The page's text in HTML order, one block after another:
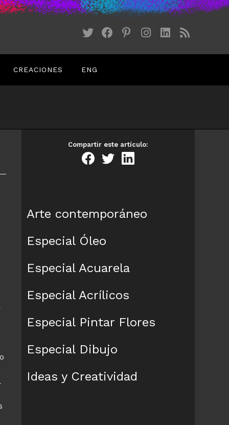
CREACIONES ENG
Compartir este artículo:
Arte contemporáneo
Especial Óleo
Especial Acuarela
Especial Acrílicos
Especial Pintar Flores
Especial Dibujo
Ideas y Creatividad